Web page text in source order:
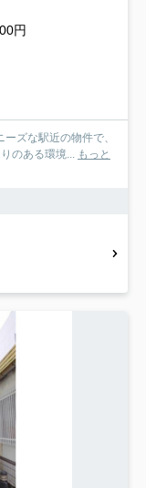
円
ズな駅近の物件で、
のある環境...
もっと